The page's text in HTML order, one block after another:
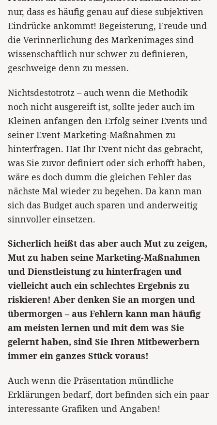
nur, dass es häufig genau auf diese subjektiven
Eindrücke ankommt! Begeisterung, Freude und
die Verinnerlichung des Markenimages sind
wissenschaftlich nur schwer zu definieren,
geschweige denn zu messen.
Nichtsdestotrotz – auch wenn die Methodik
noch nicht ausgereift ist, sollte jeder auch im
Kleinen anfangen den Erfolg seiner Events und
seiner Event-Marketing-Maßnahmen zu
hinterfragen. Hat Ihr Event nicht das gebracht,
was Sie zuvor definiert oder sich erhofft haben,
wäre es doch dumm die gleichen Fehler das
nächste Mal wieder zu begehen. Da kann man
sich das Budget auch sparen und anderweitig
sinnvoller einsetzen.
Sicherlich heißt das aber auch Mut zu zeigen,
Mut zu haben seine Marketing-Maßnahmen
und Dienstleistung zu hinterfragen und
vielleicht auch ein schlechtes Ergebnis zu
riskieren! Aber denken Sie an morgen und
übermorgen – aus Fehlern kann man häufig
am meisten lernen und mit dem was Sie
gelernt haben, sind Sie Ihren Mitbewerbern
immer ein ganzes Stück voraus!
Auch wenn die Präsentation mündliche
Erklärungen bedarf, dort befinden sich ein paar
interessante Grafiken und Angaben!